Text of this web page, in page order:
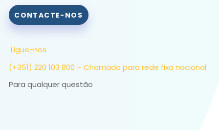
CONTACTE-NOS
Ligue-nos
(+351) 220 103 800 – Chamada para rede fixa nacional
Para qualquer questão